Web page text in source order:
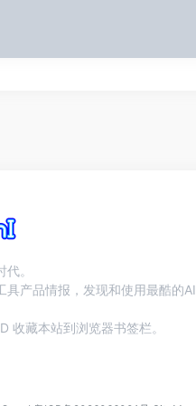
。
具产品情报，发现和使用最酷的AI
收藏本站到浏览器书签栏。